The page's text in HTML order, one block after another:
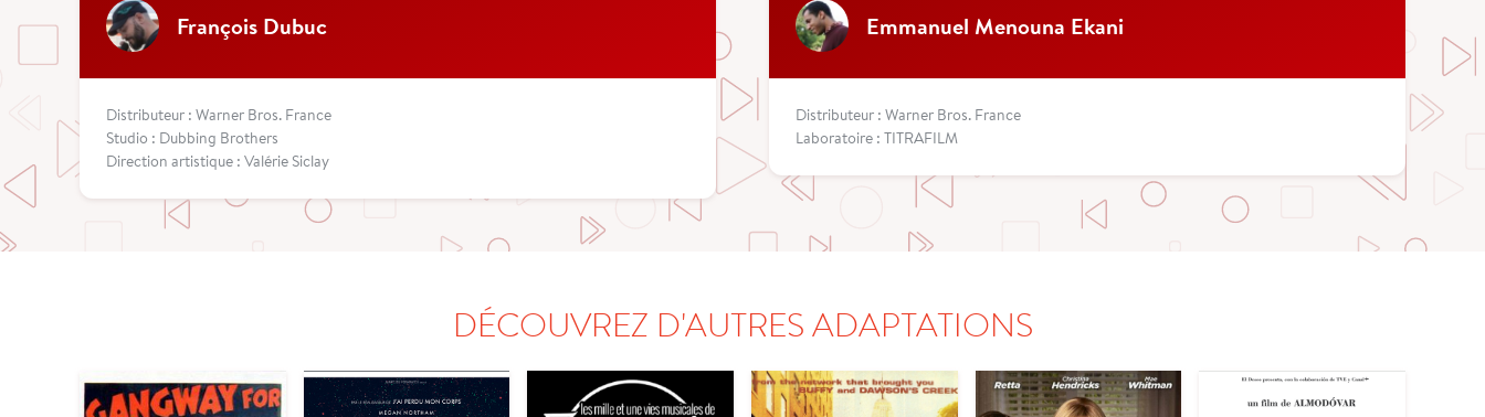
François Dubuc
Distributeur : Warner Bros. France
Studio : Dubbing Brothers
Direction artistique : Valérie Siclay
Emmanuel Menouna Ekani
Distributeur : Warner Bros. France
Laboratoire : TITRAFILM
DÉCOUVREZ D'AUTRES ADAPTATIONS